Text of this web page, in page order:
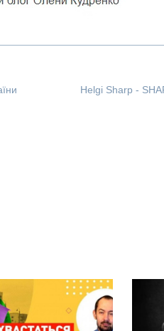
Helgi Sharp -